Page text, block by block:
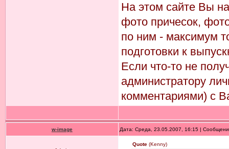
На этом сайте Вы
фото причесок,
по ним - максимум
подготовки к
Если что-то не
администратору
комментариями) с
w-image Дата: Среда, 23.05.2007, 16:15 |
Quote (Kenny)